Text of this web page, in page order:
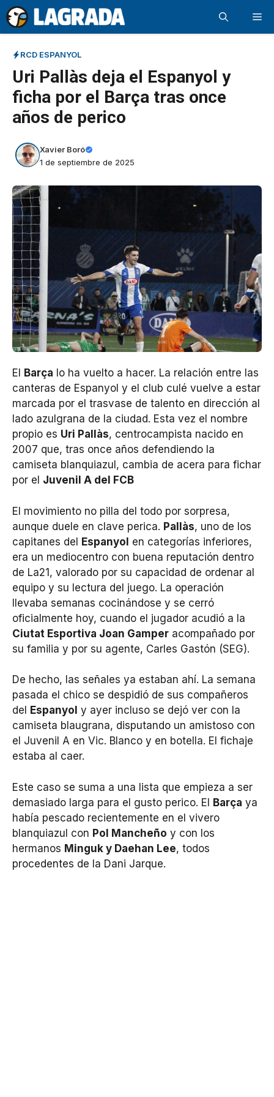
Saltar
al
contenido
RCD ESPANYOL
Uri Pallàs deja el Espanyol y
ficha por el Barça tras once
años de perico
Xavier Boró
1 de septiembre de 2025
El Barça lo ha vuelto a hacer. La relación entre las
canteras de Espanyol y el club culé vuelve a estar
marcada por el trasvase de talento en dirección al
lado azulgrana de la ciudad. Esta vez el nombre
propio es Uri Pallàs, centrocampista nacido en
2007 que, tras once años defendiendo la
camiseta blanquiazul, cambia de acera para fichar
por el Juvenil A del FCB
El movimiento no pilla del todo por sorpresa,
aunque duele en clave perica. Pallàs, uno de los
capitanes del Espanyol en categorías inferiores,
era un mediocentro con buena reputación dentro
de La21, valorado por su capacidad de ordenar al
equipo y su lectura del juego. La operación
llevaba semanas cocinándose y se cerró
oficialmente hoy, cuando el jugador acudió a la
Ciutat Esportiva Joan Gamper acompañado por
su familia y por su agente, Carles Gastón (SEG).
De hecho, las señales ya estaban ahí. La semana
pasada el chico se despidió de sus compañeros
del
Espanyol y ayer incluso se dejó ver con la
camiseta blaugrana, disputando un amistoso con
el Juvenil A en Vic. Blanco y en botella. El fichaje
estaba al caer.
Este caso se suma a una lista que empieza a ser
demasiado larga para el gusto perico. El Barça ya
había pescado recientemente en el vivero
blanquiazul con Pol Mancheño y con los
hermanos Minguk y Daehan Lee, todos
procedentes de la Dani Jarque.